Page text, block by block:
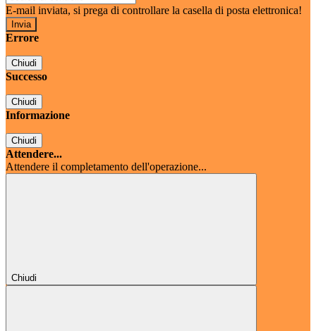
E-mail inviata, si prega di controllare la casella di posta elettronica!
Errore
Chiudi
Successo
Chiudi
Informazione
Chiudi
Attendere...
Attendere il completamento dell'operazione...
Chiudi